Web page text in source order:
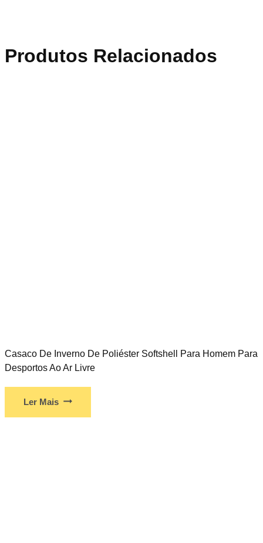
Produtos Relacionados
Casaco De Inverno De Poliéster Softshell Para Homem Para
Desportos Ao Ar Livre
Ler Mais